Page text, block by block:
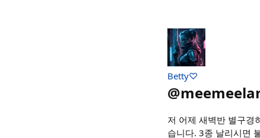
Betty♡
@
저 어제 새벽반 별구경
습니다. 3종 날리시면